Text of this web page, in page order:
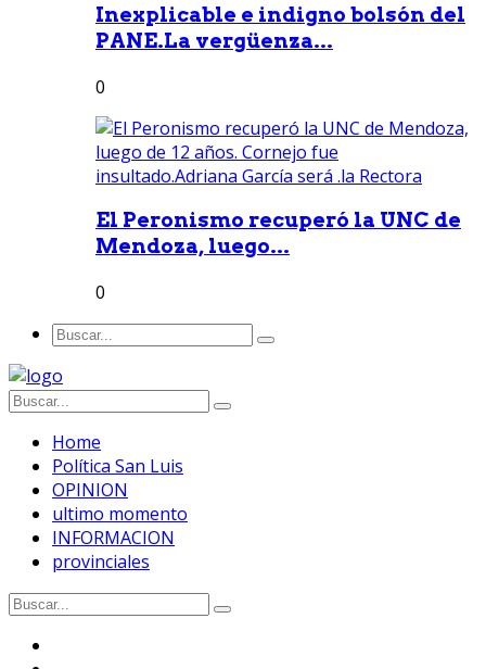
Inexplicable e indigno bolsón del
PANE.La vergüenza...
0
El Peronismo recuperó la UNC de
Mendoza, luego...
0
Home
Política San Luis
OPINION
ultimo momento
INFORMACION
provinciales